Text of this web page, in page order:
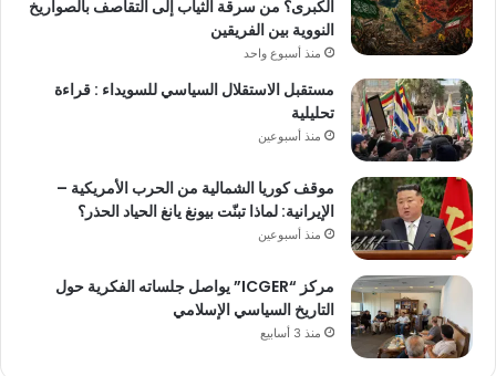
الكبرى؟ من سرقة الثياب إلى التقاصف بالصواريخ
النووية بين الفريقين
منذ أسبوع واحد
مستقبل الاستقلال السياسي للسويداء : قراءة
تحليلية
منذ أسبوعين
موقف كوريا الشمالية من الحرب الأمريكية –
الإيرانية: لماذا تبنّت بيونغ يانغ الحياد الحذر؟
منذ أسبوعين
مركز “ICGER” يواصل جلساته الفكرية حول
التاريخ السياسي الإسلامي
منذ 3 أسابيع